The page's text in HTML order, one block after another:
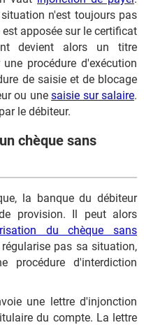
n'est toujours pas
apposée sur le certificat
devient alors un titre
procédure d'exécution
de saisie et de blocage
ou unesaisie sur salaire.
le débiteur.
chèque sans
la banque du débiteur
provision. Il peut alors
du chèque sans
pas sa situation,
procédure d'interdiction
une lettre d'injonction
du compte. La lettre